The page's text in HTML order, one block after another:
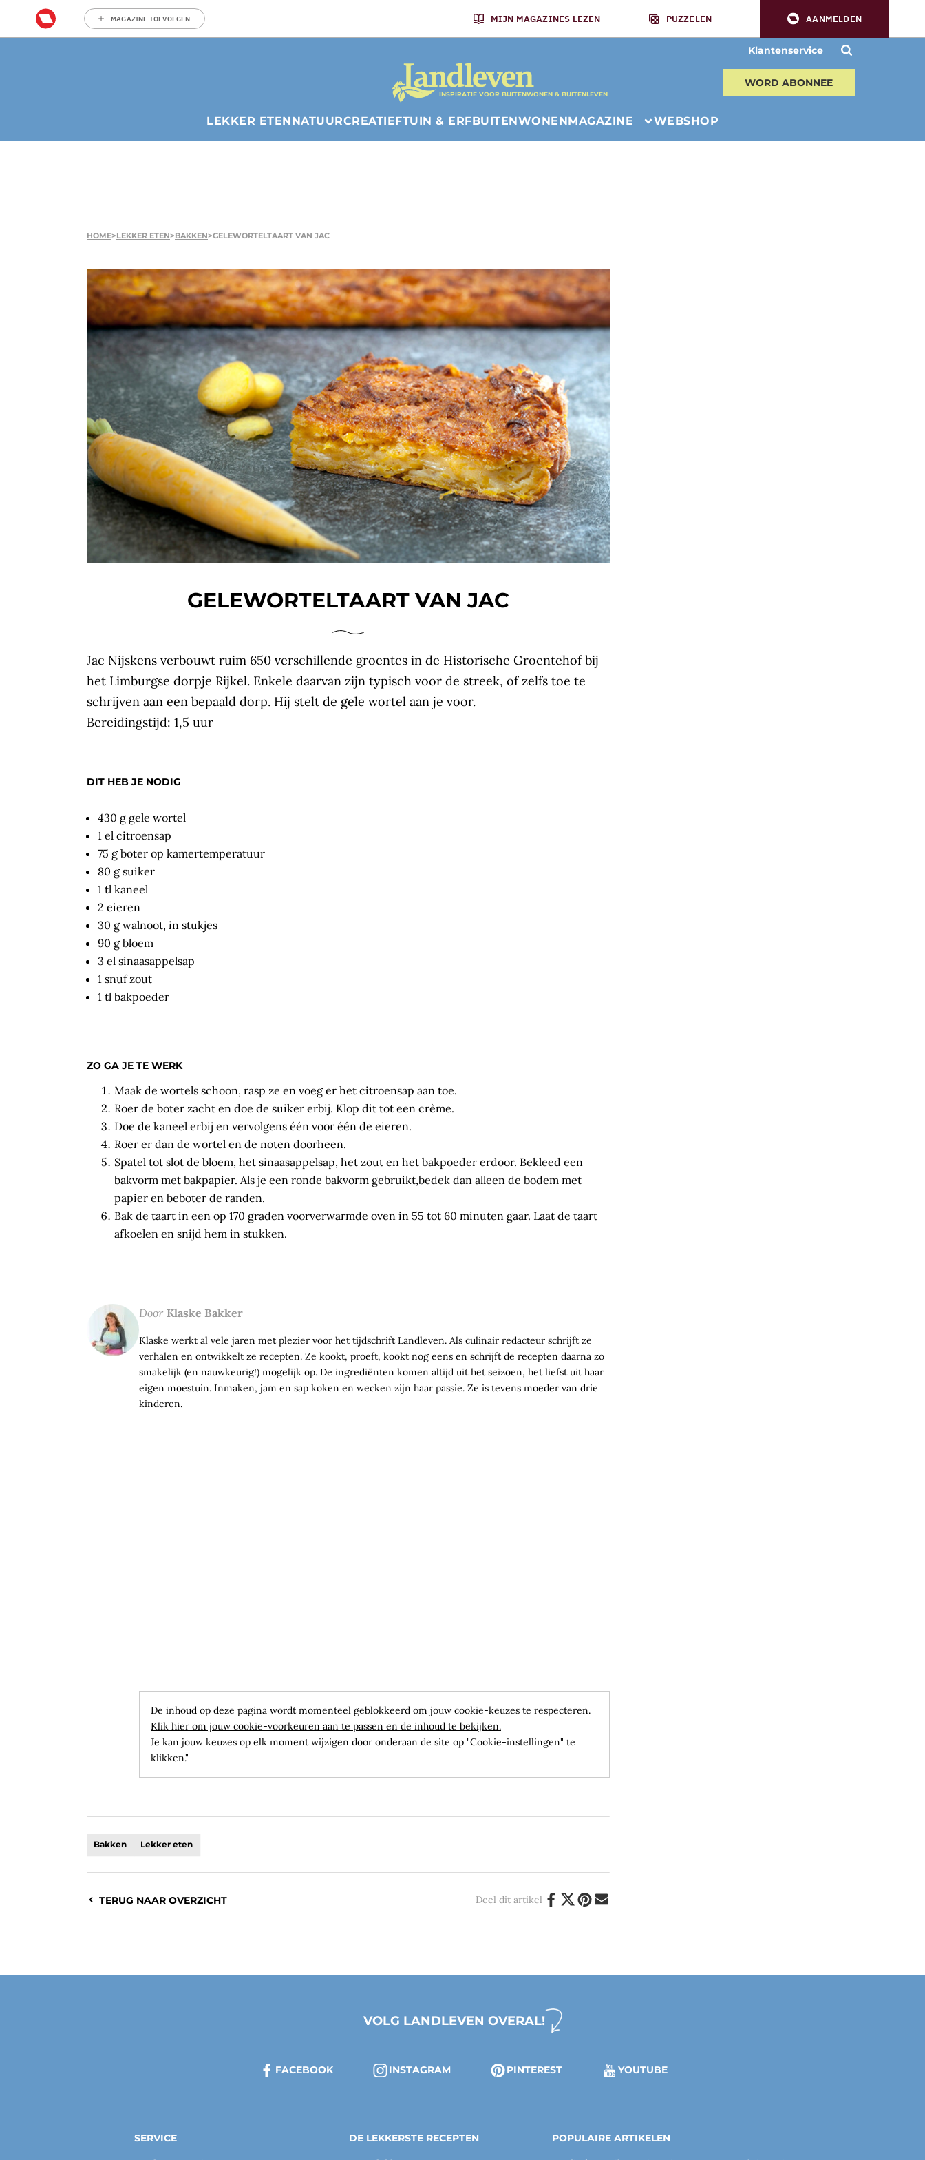
MAGAZINE TOEVOEGEN MIJN MAGAZINES LEZEN PUZZELEN AANMELDEN
Klantenservice
INSPIRATIE VOOR BUITENWONEN & BUITENLEVEN
WORD ABONNEE
LEKKER ETENNATUURCREATIEFTUIN & ERFBUITENWONENMAGAZINE WEBSHOP
HOME>LEKKER ETEN>BAKKEN>GELEWORTELTAART VAN JAC
GELEWORTELTAART VAN JAC
Jac Nijskens verbouwt ruim 650 verschillende groentes in de Historische Groentehof bij
het Limburgse dorpje Rijkel. Enkele daarvan zijn typisch voor de streek, of zelfs toe te
schrijven aan een bepaald dorp. Hij stelt de gele wortel aan je voor.
Bereidingstijd: 1,5 uur
DIT HEB JE NODIG
430 g gele wortel
1 el citroensap
75 g boter op kamertemperatuur
80 g suiker
1 tl kaneel
2 eieren
30 g walnoot, in stukjes
90 g bloem
3 el sinaasappelsap
1 snuf zout
1 tl bakpoeder
ZO GA JE TE WERK
Maak de wortels schoon, rasp ze en voeg er het citroensap aan toe.
Roer de boter zacht en doe de suiker erbij. Klop dit tot een crème.
Doe de kaneel erbij en vervolgens één voor één de eieren.
Roer er dan de wortel en de noten doorheen.
Spatel tot slot de bloem, het sinaasappelsap, het zout en het bakpoeder erdoor. Bekleed een
bakvorm met bakpapier. Als je een ronde bakvorm gebruikt,bedek dan alleen de bodem met
papier en beboter de randen.
Bak de taart in een op 170 graden voorverwarmde oven in 55 tot 60 minuten gaar. Laat de taart
afkoelen en snijd hem in stukken.
Door Klaske Bakker
Klaske werkt al vele jaren met plezier voor het tijdschrift Landleven. Als culinair redacteur schrijft ze
verhalen en ontwikkelt ze recepten. Ze kookt, proeft, kookt nog eens en schrijft de recepten daarna zo
smakelijk (en nauwkeurig!) mogelijk op. De ingrediënten komen altijd uit het seizoen, het liefst uit haar
eigen moestuin. Inmaken, jam en sap koken en wecken zijn haar passie. Ze is tevens moeder van drie
kinderen.
De inhoud op deze pagina wordt momenteel geblokkeerd om jouw cookie-keuzes te respecteren.
Klik hier om jouw cookie-voorkeuren aan te passen en de inhoud te bekijken.
Je kan jouw keuzes op elk moment wijzigen door onderaan de site op "Cookie-instellingen" te
klikken."
Bakken Lekker eten
TERUG NAAR OVERZICHT Deel dit artikel
VOLG LANDLEVEN OVERAL!
FACEBOOK INSTAGRAM PINTEREST YOUTUBE
SERVICE DE LEKKERSTE RECEPTEN POPULAIRE ARTIKELEN